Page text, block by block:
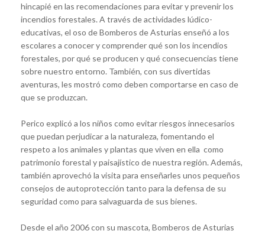
hincapié en las recomendaciones para evitar y prevenir los
incendios forestales. A través de actividades lúdico-
educativas, el oso de Bomberos de Asturias enseñó a los
escolares a conocer y comprender qué son los incendios
forestales, por qué se producen y qué consecuencias tiene
sobre nuestro entorno. También, con sus divertidas
aventuras, les mostró como deben comportarse en caso de
que se produzcan.
Perico explicó a los niños como evitar riesgos innecesarios
que puedan perjudicar a la naturaleza, fomentando el
respeto a los animales y plantas que viven en ella como
patrimonio forestal y paisajístico de nuestra región. Además,
también aprovechó la visita para enseñarles unos pequeños
consejos de autoprotección tanto para la defensa de su
seguridad como para salvaguarda de sus bienes.
Desde el año 2006 con su mascota, Bomberos de Asturias